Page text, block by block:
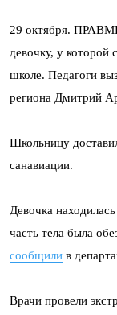
29 октября.
девочку, у которой
школе. Педагоги
региона Дмитрий
Школьницу
санавиации.
Девочка
часть тела была
сообщили в
Врачи провели